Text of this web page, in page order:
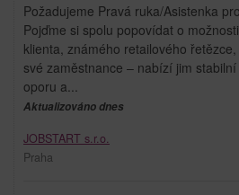
Požadujeme Pravá ruka/Asistenka
Pojďme si spolu popovídat o
klienta, známého retailového
své zaměstnance – nabízí jim
oporu a...
Aktualizováno dnes
JOBSTART s.r.o.
Praha